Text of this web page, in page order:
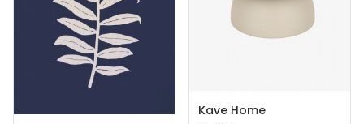
Kave Home